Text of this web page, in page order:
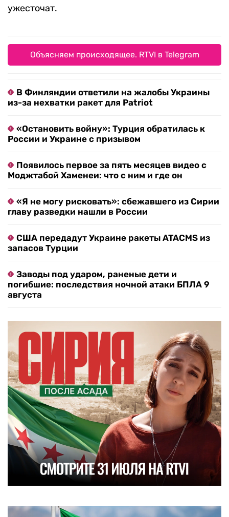
ужесточат.
Объясняем происходящее. RTVI в Telegram
В Финляндии ответили на жалобы Украины
из-за нехватки ракет для Patriot
«Остановить войну»: Турция обратилась к
России и Украине с призывом
Появилось первое за пять месяцев видео с
Моджтабой Хаменеи: что с ним и где он
«Я не могу рисковать»: сбежавшего из Сирии
главу разведки нашли в России
США передадут Украине ракеты ATACMS из
запасов Турции
Заводы под ударом, раненые дети и
погибшие: последствия ночной атаки БПЛА 9
августа